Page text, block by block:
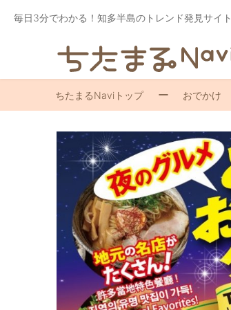
毎日3分でわかる！知多半島のトレンド発見サイト
ちたまるNaviトップ おでかけ